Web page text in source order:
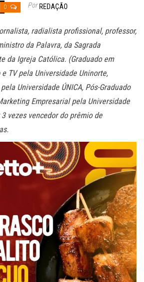
0 Por REDAÇÃO
radialista profissional, professor,
da Palavra, da Sagrada
da Igreja Católica. (Graduado em
TV pela Universidade Uninorte,
Universidade ÚNICA, Pós-Graduado
Empresarial pela Universidade
vezes vencedor do prêmio de